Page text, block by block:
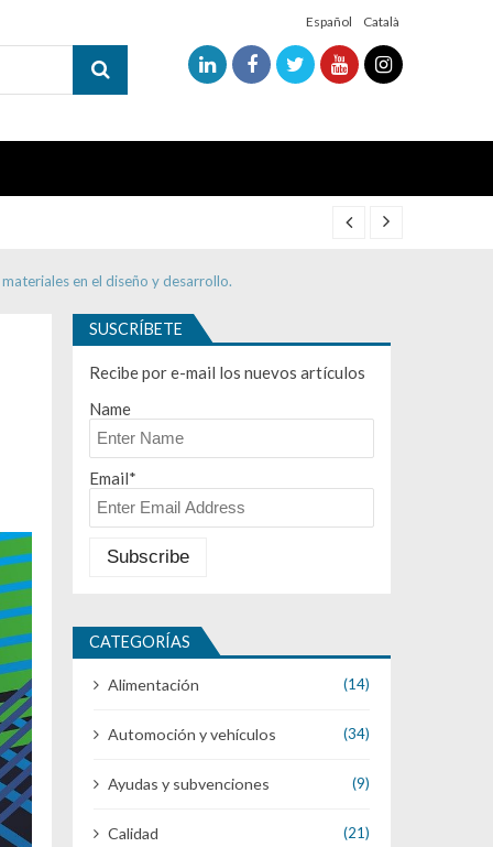
Español Català
en el diseño y desarrollo.
SUSCRÍBETE
Recibe por e-mail los nuevos artículos
Name
Email*
CATEGORÍAS
Alimentación (14)
Automoción y vehículos (34)
Ayudas y subvenciones (9)
Calidad (21)